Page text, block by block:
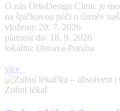
O nás OrtoDesign Clinic je
na špičkovou péči o úsměv
vloženo: 20. 7. 2026
platnost do: 18. 9. 2026
lokalita: Ostrava-Poruba
více
Zubní lékař